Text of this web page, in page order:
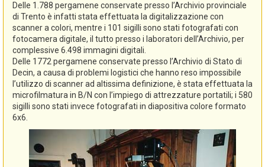
Delle 1.788 pergamene conservate presso l’Archivio provinciale
di Trento è infatti stata effettuata la digitalizzazione con
scanner a colori, mentre i 101 sigilli sono stati fotografati con
fotocamera digitale, il tutto presso i laboratori dell’Archivio, per
complessive 6.498 immagini digitali.
Delle 1772 pergamene conservate presso l’Archivio di Stato di
Decin, a causa di problemi logistici che hanno reso impossibile
l’utilizzo di scanner ad altissima definizione, è stata effettuata la
microfilmatura in B/N con l’impiego di attrezzature portatili; i 580
sigilli sono stati invece fotografati in diapositiva colore formato
6x6.